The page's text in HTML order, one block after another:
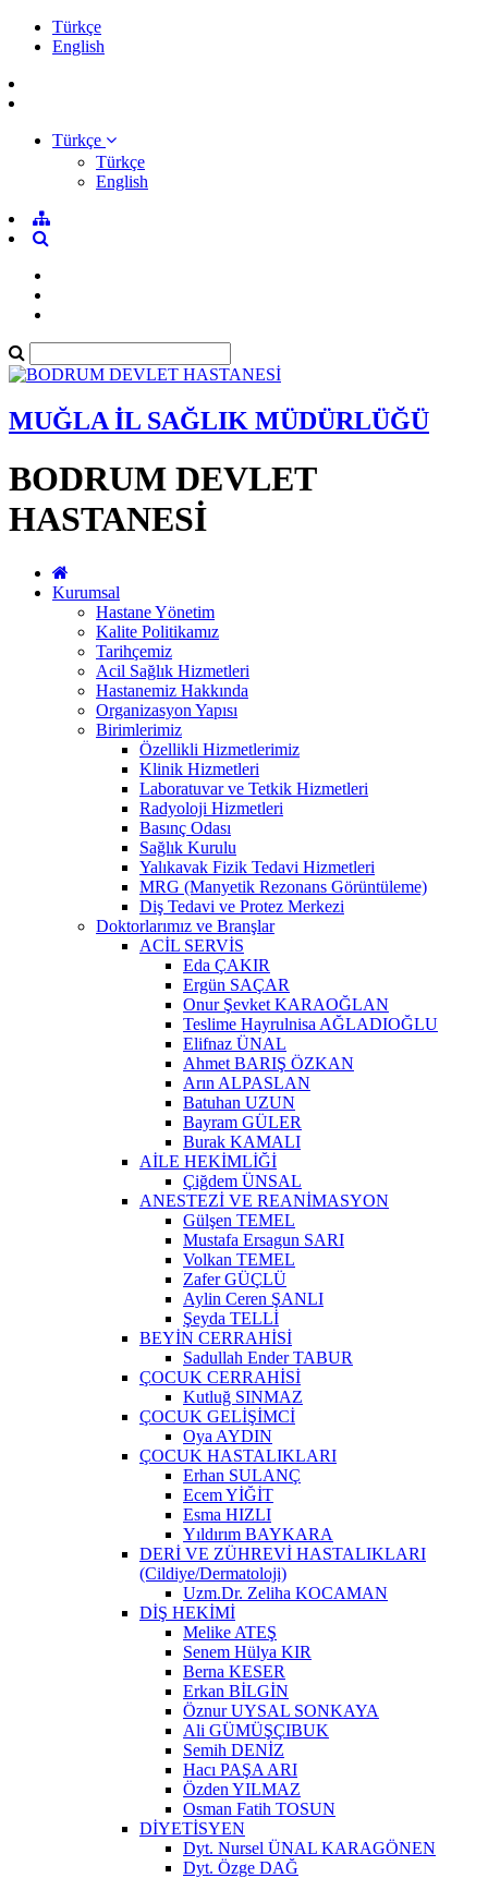
Türkçe
English
Türkçe
Türkçe
English
MUĞLA İL SAĞLIK MÜDÜRLÜĞÜ
BODRUM DEVLET
HASTANESİ
Kurumsal
Hastane Yönetim
Kalite Politikamız
Tarihçemiz
Acil Sağlık Hizmetleri
Hastanemiz Hakkında
Organizasyon Yapısı
Birimlerimiz
Özellikli Hizmetlerimiz
Klinik Hizmetleri
Laboratuvar ve Tetkik Hizmetleri
Radyoloji Hizmetleri
Basınç Odası
Sağlık Kurulu
Yalıkavak Fizik Tedavi Hizmetleri
MRG (Manyetik Rezonans Görüntüleme)
Diş Tedavi ve Protez Merkezi
Doktorlarımız ve Branşlar
ACİL SERVİS
Eda ÇAKIR
Ergün SAÇAR
Onur Şevket KARAOĞLAN
Teslime Hayrulnisa AĞLADIOĞLU
Elifnaz ÜNAL
Ahmet BARIŞ ÖZKAN
Arın ALPASLAN
Batuhan UZUN
Bayram GÜLER
Burak KAMALI
AİLE HEKİMLİĞİ
Çiğdem ÜNSAL
ANESTEZİ VE REANİMASYON
Gülşen TEMEL
Mustafa Ersagun SARI
Volkan TEMEL
Zafer GÜÇLÜ
Aylin Ceren ŞANLI
Şeyda TELLİ
BEYİN CERRAHİSİ
Sadullah Ender TABUR
ÇOCUK CERRAHİSİ
Kutluğ SINMAZ
ÇOCUK GELİŞİMCİ
Oya AYDIN
ÇOCUK HASTALIKLARI
Erhan SULANÇ
Ecem YİĞİT
Esma HIZLI
Yıldırım BAYKARA
DERİ VE ZÜHREVİ HASTALIKLARI
(Cildiye/Dermatoloji)
Uzm.Dr. Zeliha KOCAMAN
DİŞ HEKİMİ
Melike ATEŞ
Senem Hülya KIR
Berna KESER
Erkan BİLGİN
Öznur UYSAL SONKAYA
Ali GÜMÜŞÇIBUK
Semih DENİZ
Hacı PAŞA ARI
Özden YILMAZ
Osman Fatih TOSUN
DİYETİSYEN
Dyt. Nursel ÜNAL KARAGÖNEN
Dyt. Özge DAĞ